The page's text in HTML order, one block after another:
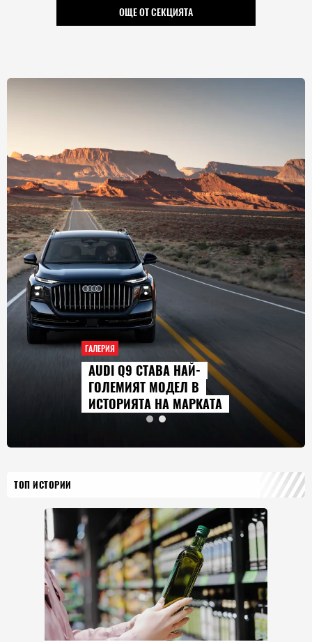
ОЩЕ ОТ СЕКЦИЯТА
ГАЛЕРИЯ
AUDI Q9 СТАВА НАЙ-
ГОЛЕМИЯТ МОДЕЛ В
ИСТОРИЯТА НА МАРКАТА
ТОП ИСТОРИИ